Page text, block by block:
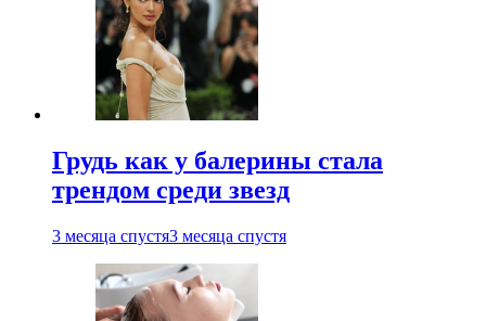
Грудь как у балерины стала
трендом среди звезд
3 месяца спустя3 месяца спустя